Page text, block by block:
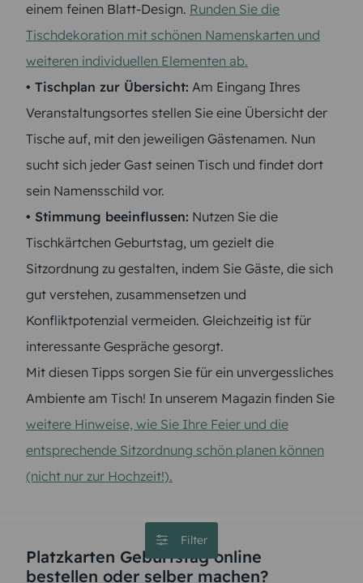
Filter
einem feinen Blatt-Design. Runden Sie die
Tischdekoration mit schönen Namenskarten und
weiteren individuellen Elementen ab.
• Tischplan zur Übersicht: Am Eingang Ihres
Veranstaltungsortes stellen Sie eine Übersicht der
Tische auf, mit den jeweiligen Gästenamen. Nun
sucht sich jeder Gast seinen Tisch und findet dort
sein Namensschild vor.
• Stimmung beeinflussen: Nutzen Sie die
Tischkärtchen Geburtstag, um gezielt die
Sitzordnung zu gestalten, indem Sie Gäste, die sich
gut verstehen, zusammensetzen und
Konfliktpotenzial vermeiden. Gleichzeitig ist für
interessante Gespräche gesorgt.
Mit diesen Tipps sorgen Sie für ein unvergessliches
Ambiente am Tisch! In unserem Magazin finden Sie
weitere Hinweise, wie Sie Ihre Feier und die
entsprechende Sitzordnung schön planen können
(nicht nur zur Hochzeit!).
Platzkarten Geburtstag online
bestellen oder selber machen?